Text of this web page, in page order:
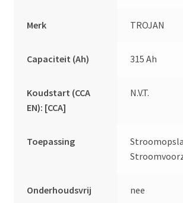
Merk TROJAN
Capaciteit (Ah) 315 Ah
Koudstart (CCA
EN): [CCA]
N.V.T.
Toepassing
Onderhoudsvrij nee